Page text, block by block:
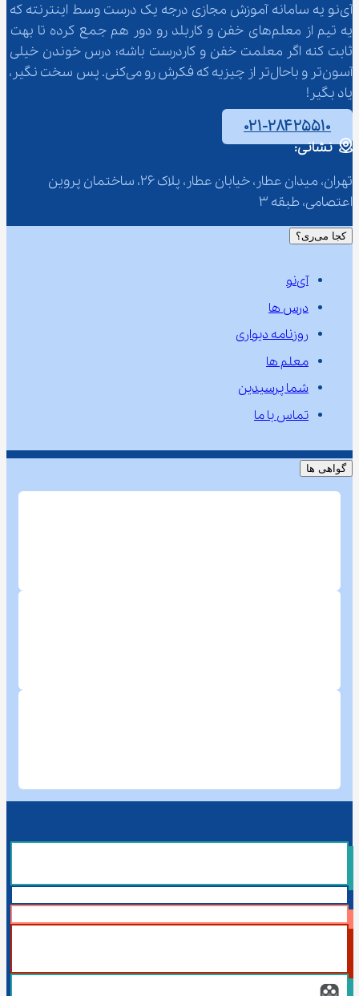
آی‌نو یه سامانه آموزش مجازی درجه یک درست وسط اینترنته که
یه تیم از معلم‌‌های خفن و کاربلد رو دور هم جمع کرده تا بهت
ثابت کنه اگر معلمت خفن و کاردرست باشه؛ درس خوندن خیلی
آسون‌تر و باحال‌تر از چیزیه که فکرش رو می‌کنی. پس سخت نگیر،
یاد بگیر!
۰۲۱-۲۸۴۲۵۵۱۰
نشانی:
تهران، میدان عطار، خیابان عطار، پلاک 26، ساختمان پروین
اعتصامی، طبقه 3
کجا می‌ری؟
آی‌نو
درس ها
روزنامه دیواری
معلم ها
شما پرسیدین
تماس با ما
گواهی ها